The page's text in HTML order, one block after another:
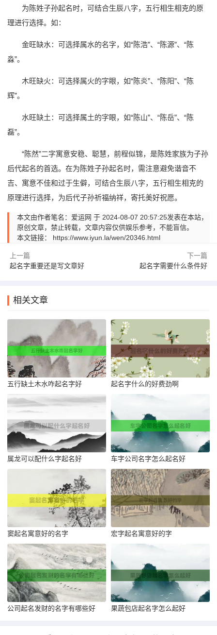
为陈姓子孙起名时，可结合生辰八字，五行相生相克的原
理进行选择。如：
金旺缺水：可选择属水的名字，如“陈浩”、“陈源”、“陈
淼”。
木旺缺火：可选择属火的字眼，如“陈炎”、“陈阳”、“陈
辉”。
水旺缺土：可选择属土的字眼，如“陈山”、“陈岳”、“陈
磊”。
“陈然”二字寓意安稳、聪慧，前程似锦，是陈姓家族为子孙
后代起名的首选。在为陈姓子孙起名时，需注意避免谐音不
吉、寓意不佳和过于生僻，可结合生辰八字，五行相生相克的
原理进行选择，为后代子孙祈福纳祥，寄托美好祝愿。
本文由作者笔名：爱运网 于 2024-08-07 20:57:25发表在本站，
原创文章，禁止转载，文章内容仅供娱乐参考，不能盲信。
本文链接： https://www.iyun.la/wen/20346.html
上一篇
起名字重要还是写文章好
下一篇
起名字需要什么条件好
相关文章
五行缺土木水咋起名字好 起名字什么的好费劲啊
属龙可以配什么字起名好 车字公司名字怎么起名好
窦起名寓意好的名字 宏字起名寓意好的字
公司起名发财的名字有哪些好 果蔬包店起名字怎么起好